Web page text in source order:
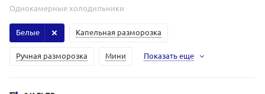
Однокамерные холодильники
Капельная разморозка
Ручная разморозка Мини
Белые
Показать еще